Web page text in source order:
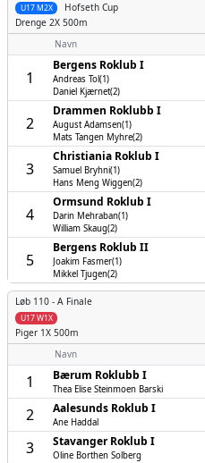
Hofseth Cup
U17 M2X
Drenge 2X 500m
Navn
1
Bergens Roklub I
Andreas Tol(1)
Daniel Kjærnet(2)
2
Drammen Roklubb I
August Adamsen(1)
Mats Tangen Myhre(2)
3
Christiania Roklub I
Samuel Bryhni(1)
Hans Meng Wiggen(2)
4
Ormsund Roklub I
Darin Mehraban(1)
William Skaug(2)
5
Bergens Roklub II
Joakim Fasmer(1)
Mikkel Tjugen(2)
Løb 110 - A Finale
U17 W1X
Piger 1X 500m
Navn
1 Bærum Roklubb I
Thea Elise Steinmoen Barski
2 Aalesunds Roklub I
Ane Haddal
3 Stavanger Roklub I
Oline Borthen Solberg